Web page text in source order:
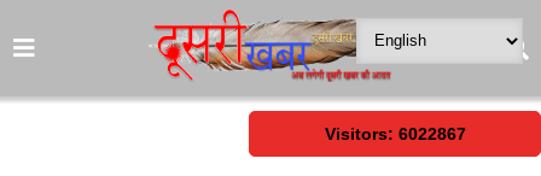
Visitors: 6022867